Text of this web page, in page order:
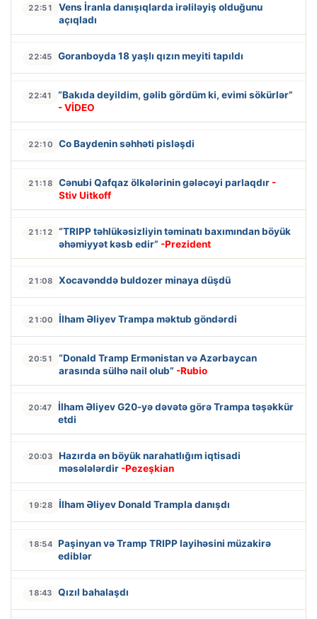
22:51
Vens İranla danışıqlarda irəliləyiş olduğunu
açıqladı
22:45 Goranboyda 18 yaşlı qızın meyiti tapıldı
22:41
“Bakıda deyildim, gəlib gördüm ki, evimi sökürlər”
- VİDEO
22:10 Co Baydenin səhhəti pisləşdi
21:18 Cənubi Qafqaz ölkələrinin gələcəyi parlaqdır -
Stiv Uitkoff
21:12
“TRIPP təhlükəsizliyin təminatı baxımından böyük
əhəmiyyət kəsb edir” -Prezident
21:08 Xocavənddə buldozer minaya düşdü
21:00 İlham Əliyev Trampa məktub göndərdi
20:51
“Donald Tramp Ermənistan və Azərbaycan
arasında sülhə nail olub” -Rubio
20:47
İlham Əliyev G20-yə dəvətə görə Trampa təşəkkür
etdi
20:03
Hazırda ən böyük narahatlığım iqtisadi
məsələlərdir -Pezeşkian
19:28 İlham Əliyev Donald Trampla danışdı
18:54 Paşinyan və Tramp TRIPP layihəsini müzakirə
ediblər
18:43 Qızıl bahalaşdı